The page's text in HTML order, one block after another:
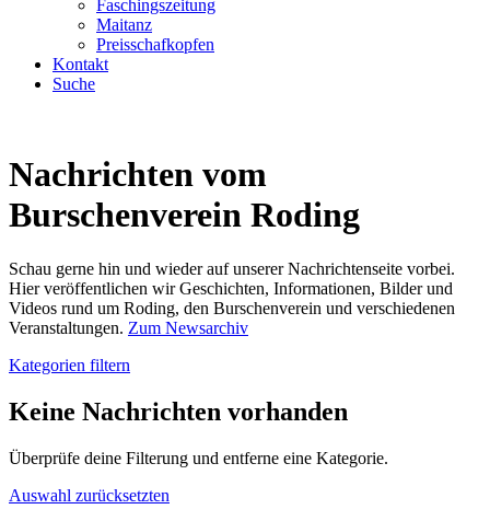
Faschingszeitung
Maitanz
Preisschafkopfen
Kontakt
Suche
Nachrichten vom
Burschenverein Roding
Schau gerne hin und wieder auf unserer Nachrichtenseite vorbei.
Hier veröffentlichen wir Geschichten, Informationen, Bilder und
Videos rund um Roding, den Burschenverein und verschiedenen
Veranstaltungen. Zum Newsarchiv
Kategorien filtern
Keine Nachrichten vorhanden
Überprüfe deine Filterung und entferne eine Kategorie.
Auswahl zurücksetzten